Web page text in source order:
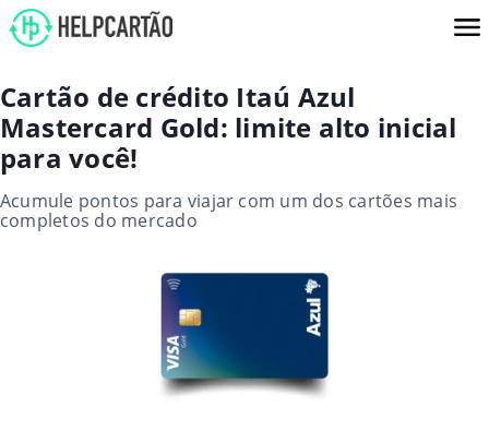
Cartão de crédito Itaú Azul
Mastercard Gold: limite alto inicial
para você!
Acumule pontos para viajar com um dos cartões mais
completos do mercado